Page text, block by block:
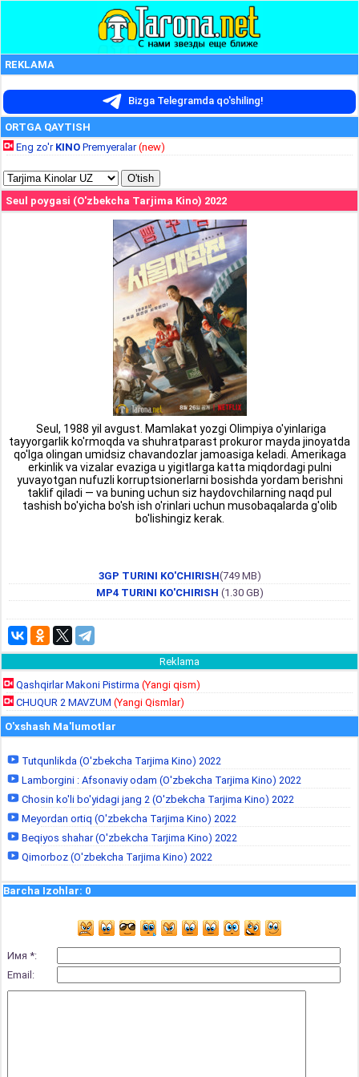
REKLAMA
Bizga Telegramda qo'shiling!
ORTGA QAYTISH
Eng zo'r KINO Premyeralar(new)
Seul poygasi (O'zbekcha Tarjima Kino) 2022
Seul, 1988 yil avgust. Mamlakat yozgi Olimpiya o'yinlariga
tayyorgarlik ko'rmoqda va shuhratparast prokuror mayda jinoyatda
qo'lga olingan umidsiz chavandozlar jamoasiga keladi. Amerikaga
erkinlik va vizalar evaziga u yigitlarga katta miqdordagi pulni
yuvayotgan nufuzli korruptsionerlarni bosishda yordam berishni
taklif qiladi — va buning uchun siz haydovchilarning naqd pul
tashish bo'yicha bo'sh ish o'rinlari uchun musobaqalarda g'olib
bo'lishingiz kerak.
3GP TURINI KO'CHIRISH(749 MB)
MP4 TURINI KO'CHIRISH (1.30 GB)
Reklama
Qashqirlar Makoni Pistirma (Yangi qism)
CHUQUR 2 MAVZUM (Yangi Qismlar)
O'xshash Ma'lumotlar
Tutqunlikda (O'zbekcha Tarjima Kino) 2022
Lamborgini : Afsonaviy odam (O'zbekcha Tarjima Kino) 2022
Chosin ko'li bo'yidagi jang 2 (O'zbekcha Tarjima Kino) 2022
Meyordan ortiq (O'zbekcha Tarjima Kino) 2022
Beqiyos shahar (O'zbekcha Tarjima Kino) 2022
Qimorboz (O'zbekcha Tarjima Kino) 2022
Barcha Izohlar: 0
Имя *:
Email: